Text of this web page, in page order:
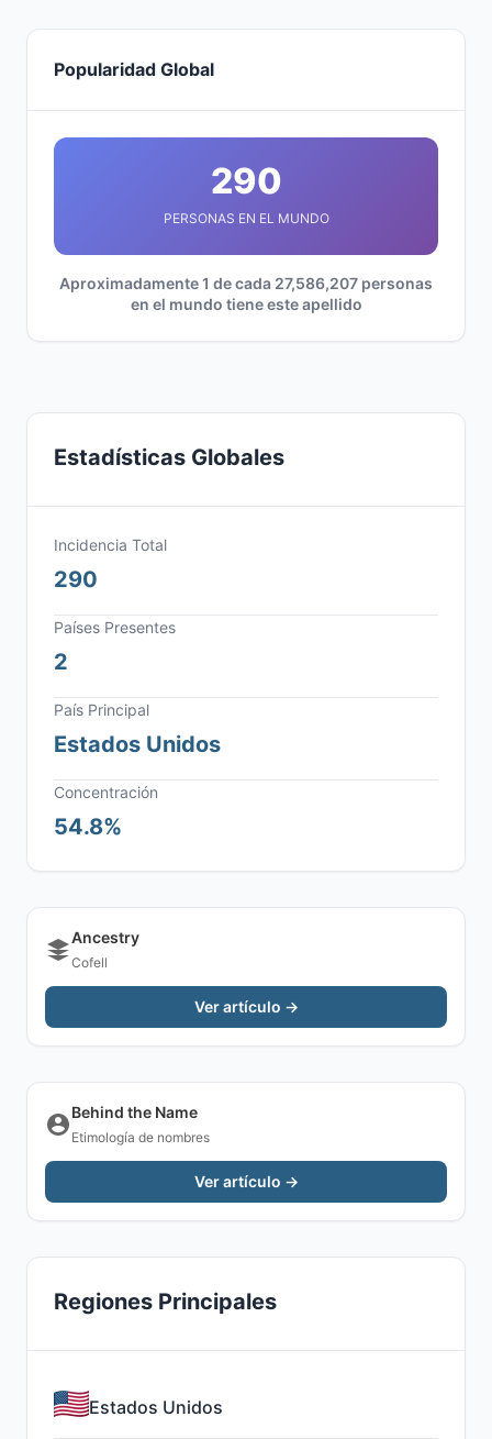
Popularidad Global
290
PERSONAS EN EL MUNDO
Aproximadamente 1 de cada 27,586,207 personas
en el mundo tiene este apellido
Estadísticas Globales
Incidencia Total
290
Países Presentes
2
País Principal
Estados Unidos
Concentración
54.8%
Ancestry
Cofell
Ver artículo →
Behind the Name
Etimología de nombres
Ver artículo →
Regiones Principales
Estados Unidos